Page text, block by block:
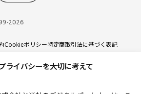
2026
Cookieポリシー特定商取引法に基づく表記
ライバシーを大切に考えて